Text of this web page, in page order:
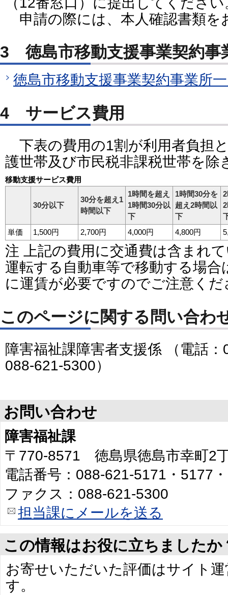
申請の際には、本人確認書類を
3 徳島市移動支援事業契約事
徳島市移動支援事業契約事業所
4 サービス費用
下表の費用の1割が利用者負担
護世帯及び市民税非課税世帯を除
移動支援サービス費用
30分以下
30分を超え1
時間以下
1時間を超え
1時間30分以
下
1時間30分を
超え2時間以
下
単価
1,500円 2,700円 4,000円 4,800円
注 上記の費用に交通費は含まれ
運転する自動車等で移動する場
に運賃が必要ですのでご注意くだ
このページに関する問い合わ
障害福祉課障害者支援係 （電話
088-621-5300）
お問い合わせ
障害福祉課
〒770-8571 徳島県徳島市幸町2
電話番号：088-621-5171・5177
ファクス：088-621-5300
担当課にメールを送る
この情報はお役に立ちましたか
お寄せいただいた評価はサイト
す。